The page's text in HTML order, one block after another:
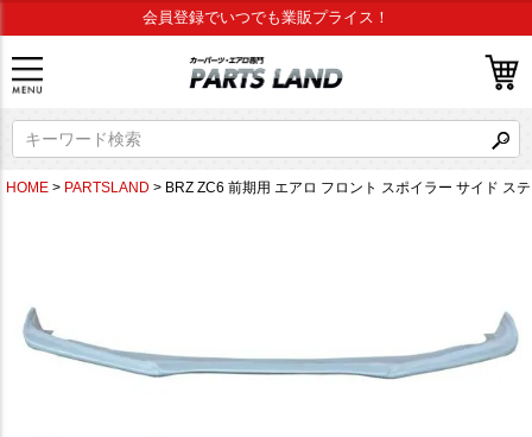
会員登録でいつでも業販プライス！
HOME PARTSLAND BRZ ZC6 前期用 エアロ フロント スポイラー サイド ス